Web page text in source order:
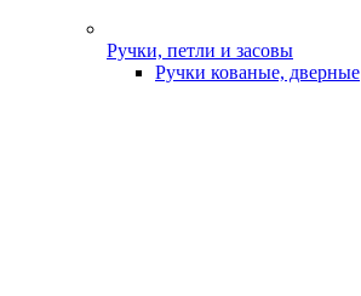
Ручки, петли и засовы
Ручки кованые, дверные